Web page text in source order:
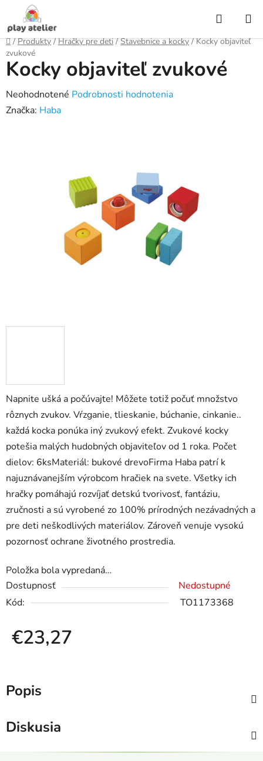
obsah
Hľadať
Domov
/ Produkty / Hračky pre deti / Stavebnice a kocky / Kocky objaviteľ
zvukové
Napnite ušká a počúvajte! Môžete totiž počuť množstvo
rôznych zvukov. Vŕzganie, tlieskanie, búchanie, cinkanie..
každá kocka ponúka iný zvukový efekt. Zvukové kocky
potešia malých hudobných objaviteľov od 1 roka. Počet
dielov: 6ksMateriál: bukové drevoFirma Haba patrí k
najuznávanejším výrobcom hračiek na svete. Všetky ich
hračky pomáhajú rozvíjať detskú tvorivosť, fantáziu,
zručnosti a sú vyrobené zo 100% prírodných nezávadných a
pre deti neškodlivých materiálov. Zároveň venuje vysokú
pozornosť ochrane životného prostredia.
Položka bola vypredaná…
Dostupnosť
Nedostupné
Kód:
TO1173368
€23,27
Kocky objaviteľ zvukové
Priemerné
hodnotenie
Neohodnotené Podrobnosti hodnotenia
Značka: Haba
Popis
Diskusia